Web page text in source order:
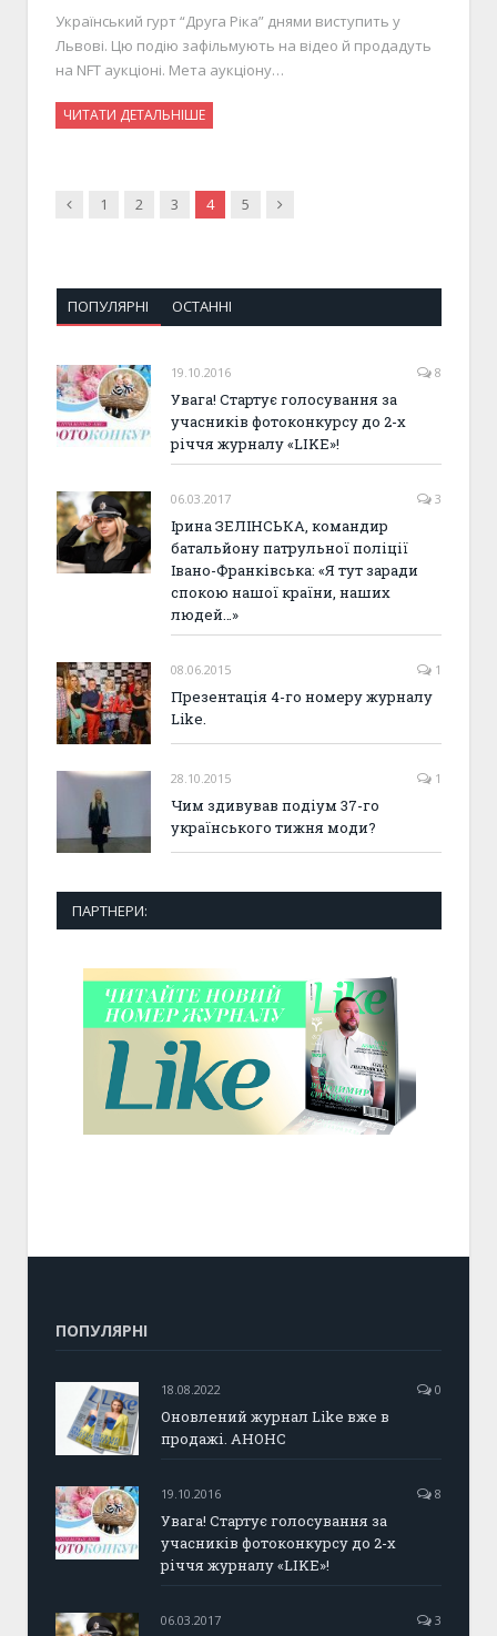
Український гурт “Друга Ріка” днями виступить у
Львові. Цю подію зафільмують на відео й продадуть
на NFT аукціоні. Мета аукціону…
ЧИТАТИ ДЕТАЛЬНІШЕ
Previous
1 2 3 4 5 Next
ПОПУЛЯРНІ ОСТАННІ
19.10.2016 8
Увага! Стартує голосування за
учасників фотоконкурсу до 2-х
річчя журналу «LIKE»!
06.03.2017 3
Ірина ЗЕЛІНСЬКА, командир
батальйону патрульної поліції
Івано-Франківська: «Я тут заради
спокою нашої країни, наших
людей…»
08.06.2015 1
Презентація 4-го номеру журналу
Like.
28.10.2015 1
Чим здивував подіум 37-го
українського тижня моди?
ПАРТНЕРИ:
ПОПУЛЯРНІ
18.08.2022 0
Оновлений журнал Like вже в
продажі. АНОНС
19.10.2016 8
Увага! Стартує голосування за
учасників фотоконкурсу до 2-х
річчя журналу «LIKE»!
06.03.2017 3